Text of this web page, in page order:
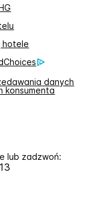
hotele
danych
konsumenta
lub zadzwoń: